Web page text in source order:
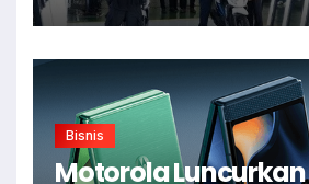
Bisnis
Motorola Luncurkan